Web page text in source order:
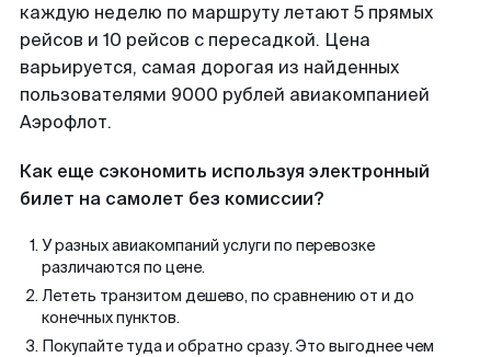
каждую неделю по маршруту летают 5 прямых
рейсов и 10 рейсов с пересадкой. Цена
варьируется, самая дорогая из найденных
пользователями 9000 рублей авиакомпанией
Аэрофлот.
Как еще сэкономить используя электронный
билет на самолет без комиссии?
У разных авиакомпаний услуги по перевозке
различаются по цене.
Лететь транзитом дешево, по сравнению от и до
конечных пунктов.
Покупайте туда и обратно сразу. Это выгоднее чем